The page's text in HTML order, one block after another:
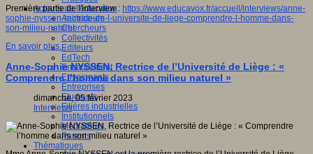
Acteurs de l'éducation
Animateurs
Chercheurs
Collectivités
Editeurs
EdTech
Encadrement
Enseignants
Entreprises
Etudiants
Filières industrielles
Institutionnels
Médiateurs
Parents
Thématiques
Première partie de l'interview : https://www.educavox.fr/accueil/interviews/anne-
sophie-nyssen-rectrice-de-l-universite-de-liege-comprendre-l-homme-dans-
son-milieu-naturel
En savoir plus...
Anne-Sophie NYSSEN, Rectrice de l’Université de Liège : «
Comprendre l’homme dans son milieu naturel »
dimanche, 05 février 2023
Interviews